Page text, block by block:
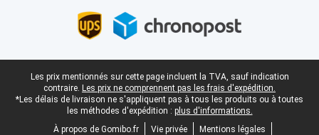
Pied-de-page légal
Les prix mentionnés sur cette page incluent la TVA, sauf indication
contraire. Les prix ne comprennent pas les frais d'expédition.
*Les délais de livraison ne s'appliquent pas à tous les produits ou à toutes
les méthodes d'expédition : plus d'informations.
À propos de Gomibo.fr
Vie privée
Mentions légales